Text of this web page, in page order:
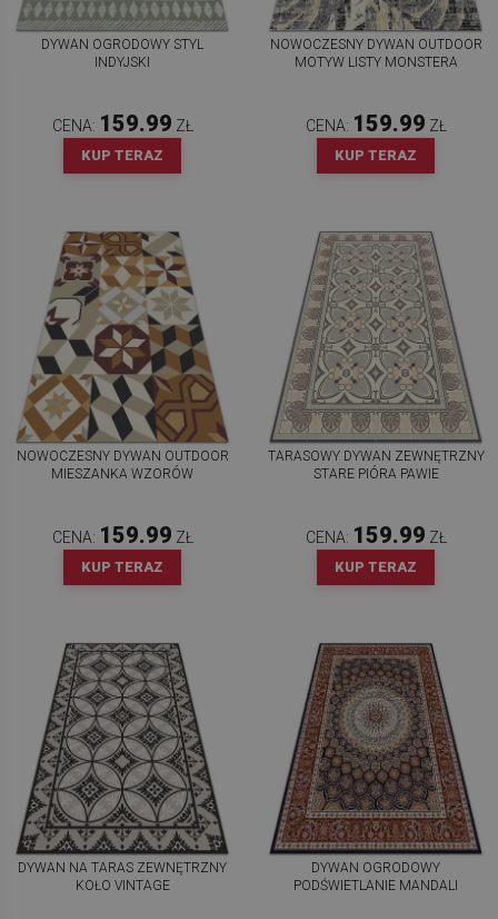
DYWAN OGRODOWY STYL
INDYJSKI
CENA: 159.99 ZŁ
KUP TERAZ
NOWOCZESNY DYWAN OUTDOOR
MOTYW LISTY MONSTERA
CENA: 159.99 ZŁ
KUP TERAZ
NOWOCZESNY DYWAN OUTDOOR
MIESZANKA WZORÓW
CENA: 159.99 ZŁ
KUP TERAZ
TARASOWY DYWAN ZEWNĘTRZNY
STARE PIÓRA PAWIE
CENA: 159.99 ZŁ
KUP TERAZ
DYWAN NA TARAS ZEWNĘTRZNY
KOŁO VINTAGE
DYWAN OGRODOWY
PODŚWIETLANIE MANDALI